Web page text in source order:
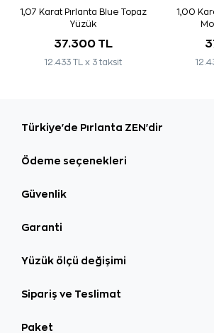
1,07 Karat Pırlanta Blue Topaz
Yüzük
37.300 TL
12.433 TL x 3 taksit
1,00
Türkiye'de Pırlanta ZEN'dir
Ödeme seçenekleri
Güvenlik
Garanti
Yüzük ölçü değişimi
Sipariş ve Teslimat
Paket